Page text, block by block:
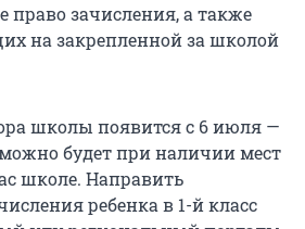
право зачисления, а также
на закрепленной за школой
школы появится с 6 июля —
будет при наличии мест
школе. Направить
ребенка в 1-й класс